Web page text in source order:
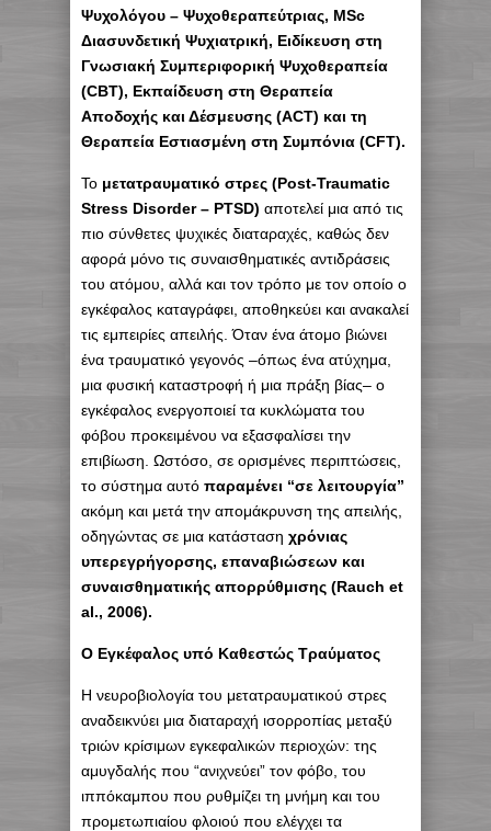
Ψυχολόγου – Ψυχοθεραπεύτριας, MSc
Διασυνδετική Ψυχιατρική, Ειδίκευση στη
Γνωσιακή Συμπεριφορική Ψυχοθεραπεία
(CBT), Εκπαίδευση στη Θεραπεία
Αποδοχής και Δέσμευσης (ACT) και τη
Θεραπεία Εστιασμένη στη Συμπόνια (CFT).
Το μετατραυματικό στρες (Post-Traumatic
Stress Disorder – PTSD) αποτελεί μια από τις
πιο σύνθετες ψυχικές διαταραχές, καθώς δεν
αφορά μόνο τις συναισθηματικές αντιδράσεις
του ατόμου, αλλά και τον τρόπο με τον οποίο ο
εγκέφαλος καταγράφει, αποθηκεύει και ανακαλεί
τις εμπειρίες απειλής. Όταν ένα άτομο βιώνει
ένα τραυματικό γεγονός –όπως ένα ατύχημα,
μια φυσική καταστροφή ή μια πράξη βίας– ο
εγκέφαλος ενεργοποιεί τα κυκλώματα του
φόβου προκειμένου να εξασφαλίσει την
επιβίωση. Ωστόσο, σε ορισμένες περιπτώσεις,
το σύστημα αυτό παραμένει “σε λειτουργία”
ακόμη και μετά την απομάκρυνση της απειλής,
οδηγώντας σε μια κατάσταση χρόνιας
υπερεγρήγορσης, επαναβιώσεων και
συναισθηματικής απορρύθμισης (Rauch et
al., 2006).
Ο Εγκέφαλος υπό Καθεστώς Τραύματος
Η νευροβιολογία του μετατραυματικού στρες
αναδεικνύει μια διαταραχή ισορροπίας μεταξύ
τριών κρίσιμων εγκεφαλικών περιοχών: της
αμυγδαλής που “ανιχνεύει” τον φόβο, του
ιππόκαμπου που ρυθμίζει τη μνήμη και του
προμετωπιαίου φλοιού που ελέγχει τα